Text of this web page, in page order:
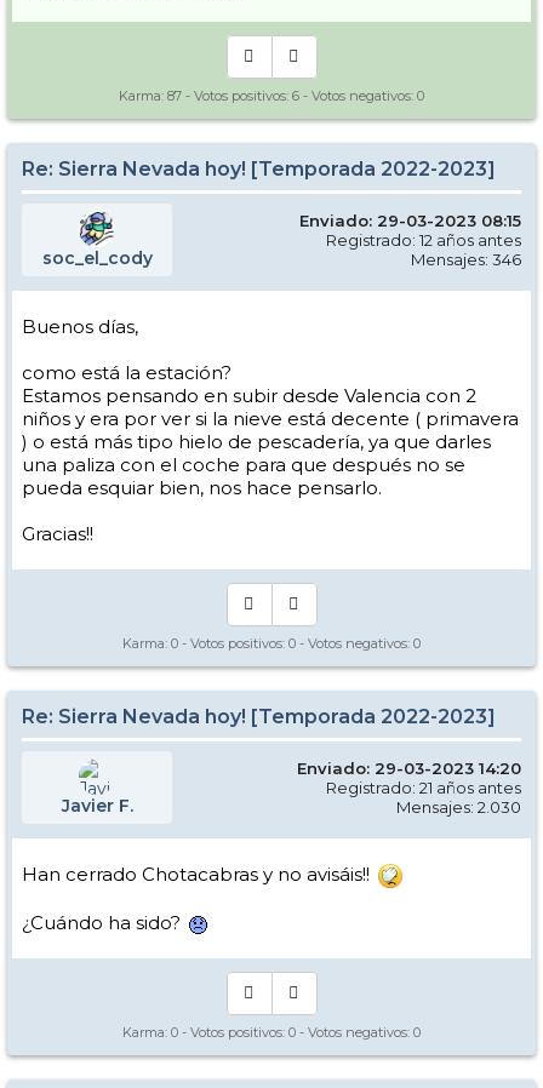
Karma: 87 - Votos positivos: 6 - Votos negativos: 0
Re: Sierra Nevada hoy! [Temporada 2022-2023]
soc_el_cody
Enviado: 29-03-2023 08:15
Registrado: 12 años antes
Mensajes: 346
Buenos días,
como está la estación?
Estamos pensando en subir desde Valencia con 2
niños y era por ver si la nieve está decente ( primavera
) o está más tipo hielo de pescadería, ya que darles
una paliza con el coche para que después no se
pueda esquiar bien, nos hace pensarlo.
Gracias!!
Karma: 0 - Votos positivos: 0 - Votos negativos: 0
Re: Sierra Nevada hoy! [Temporada 2022-2023]
Javier F.
Enviado: 29-03-2023 14:20
Registrado: 21 años antes
Mensajes: 2.030
Han cerrado Chotacabras y no avisáis!!
¿Cuándo ha sido?
Karma: 0 - Votos positivos: 0 - Votos negativos: 0